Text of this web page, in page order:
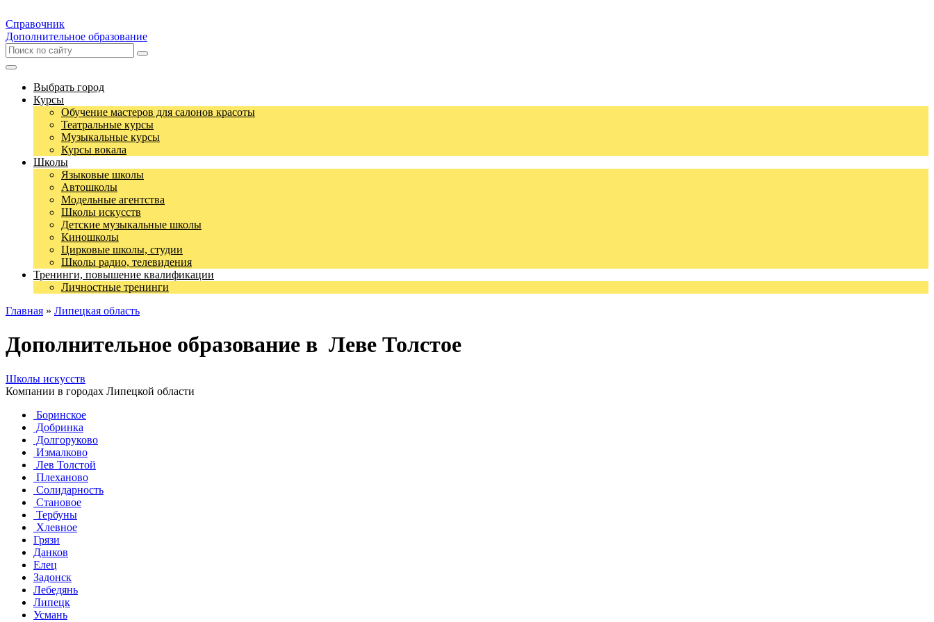
Справочник
Дополнительное образование
Выбрать город
Курсы
Обучение мастеров для салонов красоты
Театральные курсы
Музыкальные курсы
Курсы вокала
Школы
Языковые школы
Автошколы
Модельные агентства
Школы искусств
Детские музыкальные школы
Киношколы
Цирковые школы, студии
Школы радио, телевидения
Тренинги, повышение квалификации
Личностные тренинги
Главная » Липецкая область
Дополнительное образование в Леве Толстое
Школы искусств
Компании в городах Липецкой области
Боринское
Добринка
Долгоруково
Измалково
Лев Толстой
Плеханово
Солидарность
Становое
Тербуны
Хлевное
Грязи
Данков
Елец
Задонск
Лебедянь
Липецк
Усмань